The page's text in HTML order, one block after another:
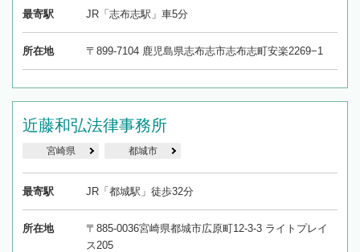
最寄駅 JR「志布志駅」車5分
所在地 〒899-7104 鹿児島県志布志市志布志町安楽2269−1
近藤和弘法律事務所
宮崎県 都城市
最寄駅 JR「都城駅」徒歩32分
所在地
〒885-0036宮崎県都城市広原町12-3-3 ライトプレイ
ス205